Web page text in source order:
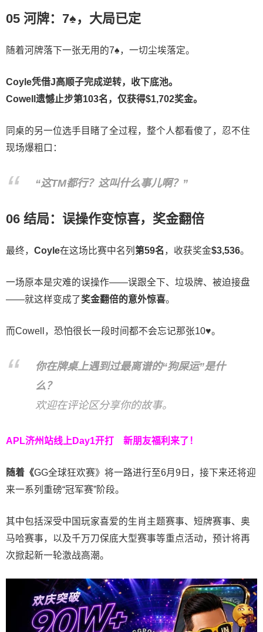
05 河牌：7♠，大局已定
随着河牌落下一张无用的7♠，一切尘埃落定。
Coyle凭借J高顺子完成逆转，收下底池。
Cowell遗憾止步第103名，仅获得$1,702奖金。
同桌的另一位选手目睹了全过程，整个人都看傻了，忍不住
现场爆粗口：
“这TM都行？这叫什么事儿啊？”
06 结局：误操作变惊喜，奖金翻倍
最终， Coyle在这场比赛中名列 第59名 ，收获奖金$3,536。
一场原本是灾难的误操作——误跟全下、垃圾牌、被迫接盘
——就这样变成了奖金翻倍的意外惊喜。
而Cowell，恐怕很长一段时间都不会忘记那张10♥。
你在牌桌上遇到过最离谱的“狗屎运”是什
么？
欢迎在评论区分享你的故事。
APL济州站线上Day1开打 新朋友福利来了！
随着《GG全球狂欢赛》将一路进行至6月9日，接下来还将迎
来一系列重磅“冠军赛”阶段。
其中包括深受中国玩家喜爱的生肖主题赛事、短牌赛事、奥
马哈赛事，以及千万刀保底大型赛事等重点活动，预计将再
次掀起新一轮激战高潮。